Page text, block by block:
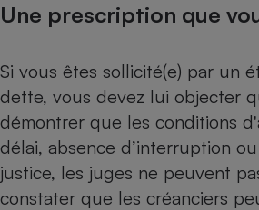
Une prescription que
Si vous êtes sollicité(e) par un
dette, vous devez lui objecter
démontrer que les conditions
délai, absence d’interruption
justice, les juges ne peuvent
constater que les créanciers